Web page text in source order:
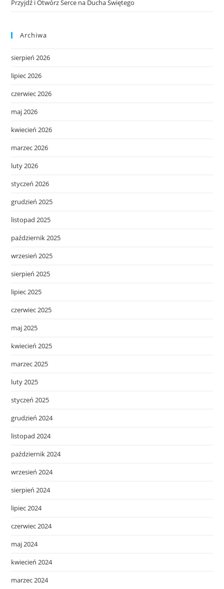
Przyjdź i Otwórz Serce na Ducha Świętego
Archiwa
sierpień 2026
lipiec 2026
czerwiec 2026
maj 2026
kwiecień 2026
marzec 2026
luty 2026
styczeń 2026
grudzień 2025
listopad 2025
październik 2025
wrzesień 2025
sierpień 2025
lipiec 2025
czerwiec 2025
maj 2025
kwiecień 2025
marzec 2025
luty 2025
styczeń 2025
grudzień 2024
listopad 2024
październik 2024
wrzesień 2024
sierpień 2024
lipiec 2024
czerwiec 2024
maj 2024
kwiecień 2024
marzec 2024